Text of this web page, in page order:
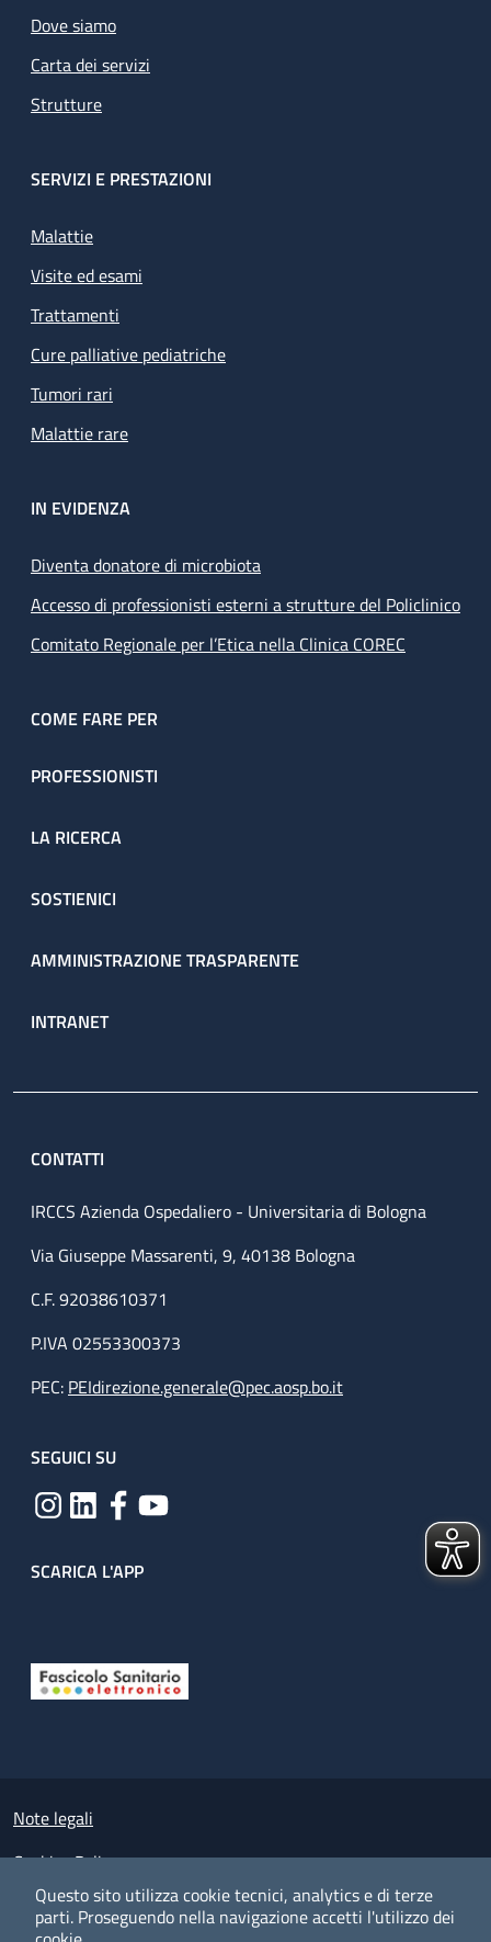
Questo sito utilizza cookie tecnici, analytics e di terze
parti. Proseguendo nella navigazione accetti l'utilizzo dei
Dove siamo
Carta dei servizi
Strutture
SERVIZI E PRESTAZIONI
Malattie
Visite ed esami
Trattamenti
Cure palliative pediatriche
Tumori rari
Malattie rare
IN EVIDENZA
Diventa donatore di microbiota
Accesso di professionisti esterni a strutture del Policlinico
Comitato Regionale per l’Etica nella Clinica COREC
COME FARE PER
PROFESSIONISTI
LA RICERCA
SOSTIENICI
AMMINISTRAZIONE TRASPARENTE
INTRANET
CONTATTI
IRCCS Azienda Ospedaliero - Universitaria di Bologna
Via Giuseppe Massarenti, 9, 40138 Bologna
C.F. 92038610371
P.IVA 02553300373
PEC: PEIdirezione.generale@pec.aosp.bo.it
SEGUICI SU
SCARICA L'APP
Small prints
Note legali
Cookies Policy
Policy privacy e protezione del dato personale